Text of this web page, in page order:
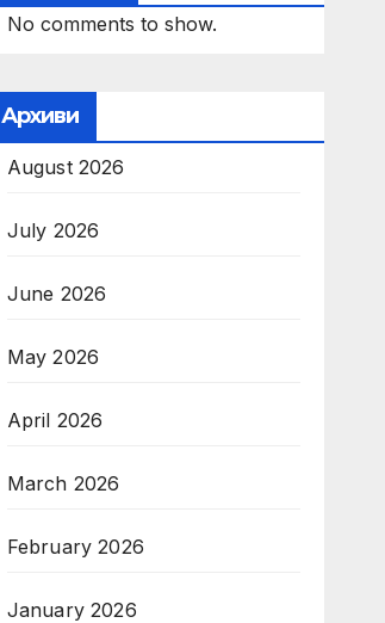
No comments to show.
Архиви
August 2026
July 2026
June 2026
May 2026
April 2026
March 2026
February 2026
January 2026